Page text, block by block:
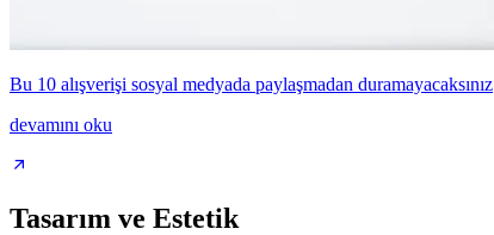
Bu 10 alışverişi sosyal medyada paylaşmadan duramayacaksınız
devamını oku
Tasarım ve Estetik